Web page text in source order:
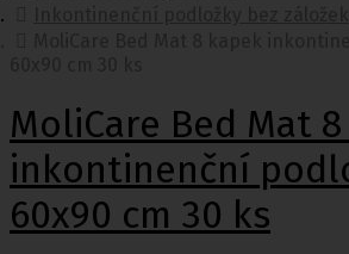
MoliCare Bed Mat
inkontinenční
60x90 cm 30 ks